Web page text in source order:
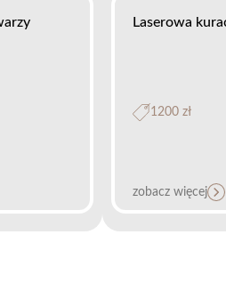
Laserowa
1200 zł
zobacz więcej